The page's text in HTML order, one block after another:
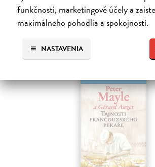
funkčnosti, marketingové účely a
maximálneho pohodlia a spokojnosti.
NASTAVENIA
24,84 €